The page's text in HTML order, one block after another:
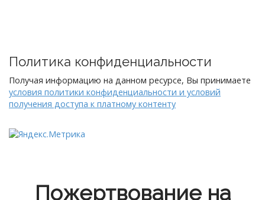
Политика конфиденциальности
Получая информацию на данном ресурсе, Вы принимаете
условия политики конфиденциальности и условий
получения доступа к платному контенту
Пожертвование на